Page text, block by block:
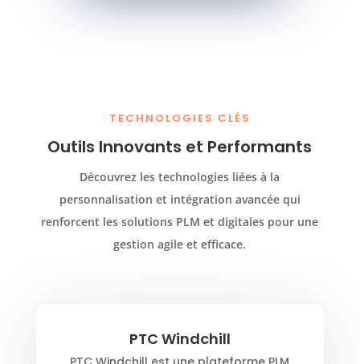
TECHNOLOGIES CLÉS
Outils Innovants et Performants
Découvrez les technologies liées à la
personnalisation et intégration avancée qui
renforcent les solutions PLM et digitales pour une
gestion agile et efficace.
PTC Windchill